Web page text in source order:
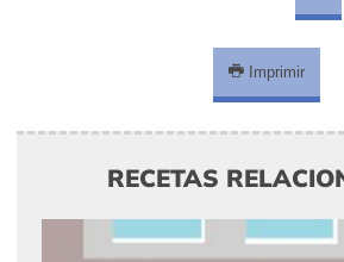
Imprimir
RECETAS